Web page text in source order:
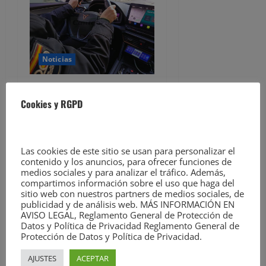
n
d
e
e
t
r
a
d
a
Noticias
investigados por estafar un
2026
Cookies y RGPD
Las cookies de este sitio se usan para personalizar el
contenido y los anuncios, para ofrecer funciones de
medios sociales y para analizar el tráfico. Además,
compartimos información sobre el uso que haga del
sitio web con nuestros partners de medios sociales, de
publicidad y de análisis web. MÁS INFORMACIÓN EN
AVISO LEGAL, Reglamento General de Protección de
Datos y Política de Privacidad Reglamento General de
Protección de Datos y Política de Privacidad.
AJUSTES ACEPTAR